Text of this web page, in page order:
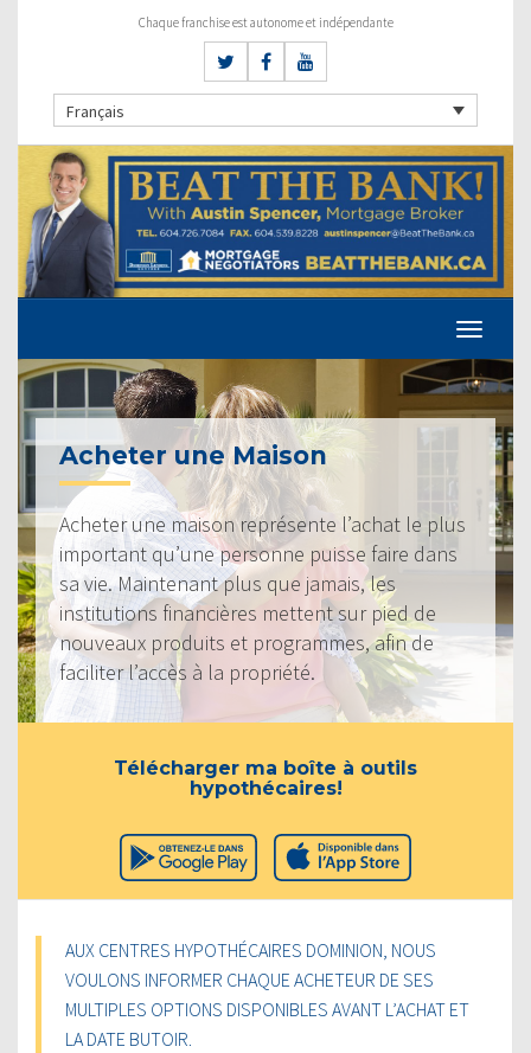
Chaque franchise est autonome et indépendante
Français
Acheter une Maison
Acheter une maison représente l’achat le plus
important qu’une personne puisse faire dans
sa vie. Maintenant plus que jamais, les
institutions financières mettent sur pied de
nouveaux produits et programmes, afin de
faciliter l’accès à la propriété.
Télécharger ma boîte à outils
hypothécaires!
AUX CENTRES HYPOTHÉCAIRES DOMINION, NOUS
VOULONS INFORMER CHAQUE ACHETEUR DE SES
MULTIPLES OPTIONS DISPONIBLES AVANT L’ACHAT ET
LA DATE BUTOIR.